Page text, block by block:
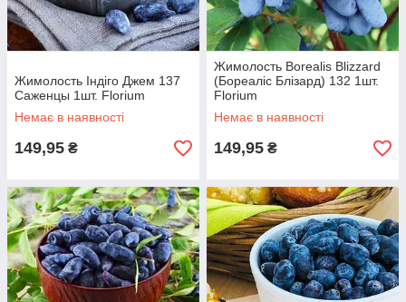
Жимолость Індіго Джем 137
Саженцы 1шт. Florium
Немає в наявності
149,95 ₴
Жимолость Borealis Blizzard
(Бореаліс Блізард) 132 1шт.
Florium
Немає в наявності
149,95 ₴